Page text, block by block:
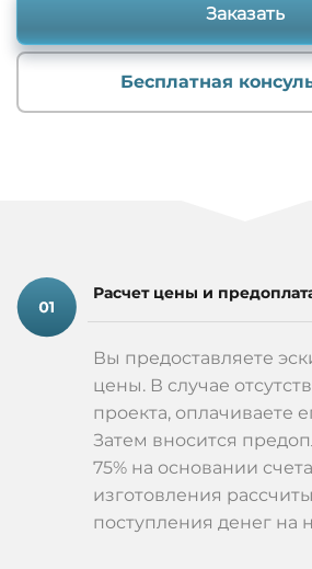
Заказать
Бесплатная
Расчет цены и
Вы предоставляете
цены. В случае
проекта, оплачиваете
Затем вносится
75% на основании
изготовления
поступления денег на